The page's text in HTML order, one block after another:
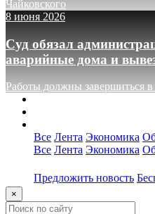
Чайковского
8 июня 2026
Суд обязал
аварийные дома и
Работы должны завершиться в
Все Лента Экономика
Все Лента Экономика
Предложить новость
×